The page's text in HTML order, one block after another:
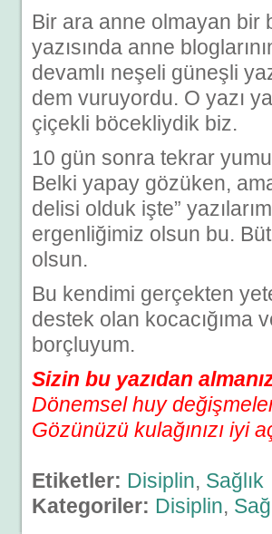
Bir ara anne olmayan bir
yazısında anne
devamlı neşeli güneşli
dem vuruyordu. O yazı
çiçekli böcekliydik biz.
10 gün sonra tekrar
Belki yapay gözüken,
delisi olduk işte”
ergenliğimiz olsun bu.
olsun.
Bu kendimi gerçekten
destek olan kocacığıma
borçluyum.
Sizin bu yazıdan
Dönemsel huy
Gözünüzü kulağınızı iyi
Etiketler: Disiplin, Sağlık
Kategoriler: Disiplin,